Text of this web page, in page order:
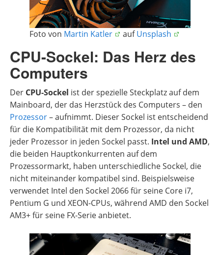
Foto von Martin Katler aufUnsplash
CPU-Sockel: Das Herz des
Computers
Der CPU-Sockel ist der spezielle Steckplatz auf dem
Mainboard, der das Herzstück des Computers – den
Prozessor– aufnimmt. Dieser Sockel ist entscheidend
für die Kompatibilität mit dem Prozessor, da nicht
jeder Prozessor in jeden Sockel passt. Intel und AMD,
die beiden Hauptkonkurrenten auf dem
Prozessormarkt, haben unterschiedliche Sockel, die
nicht miteinander kompatibel sind. Beispielsweise
verwendet Intel den Sockel 2066 für seine Core i7,
Pentium G und XEON-CPUs, während AMD den Sockel
AM3+ für seine FX-Serie anbietet.